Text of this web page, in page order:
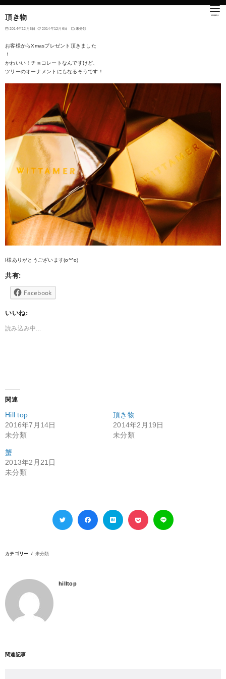
頂き物
2014年12月5日 2014年12月6日 未分類
お客様からXmasプレゼント頂きました
！
かわいい！チョコレートなんですけど、
ツリーのオーナメントにもなるそうです！
I様ありがとうございます(o^^o)
共有:
Facebook
いいね:
読み込み中...
関連
Hill top
2016年7月14日
未分類
頂き物
2014年2月19日
未分類
蟹
2013年2月21日
未分類
カテゴリー 未分類
hilltop
関連記事